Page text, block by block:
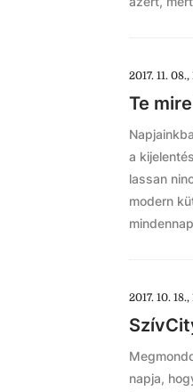
2017. 11. 08.,
Te
a
lassan
modern
2017. 10. 18.,
napja,